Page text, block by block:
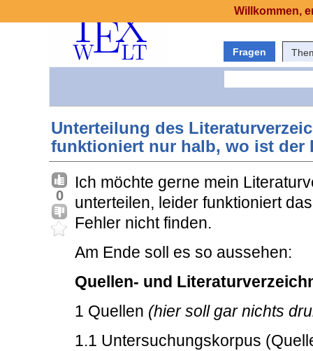
Fragen
Unterteilung des
funktioniert nur halb, wo ist der
0
Ich möchte gerne mein
unterteilen, leider funktioniert
Fehler nicht finden.
Am Ende soll es so aussehen:
Quellen- und
1 Quellen (hier soll gar nichts
1.1 Untersuchungskorpus
Willkommen,